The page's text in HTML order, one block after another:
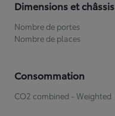
Dimensions et châssis
Nombre de portes
Nombre de places
Consommation
CO2 combined - Weighted